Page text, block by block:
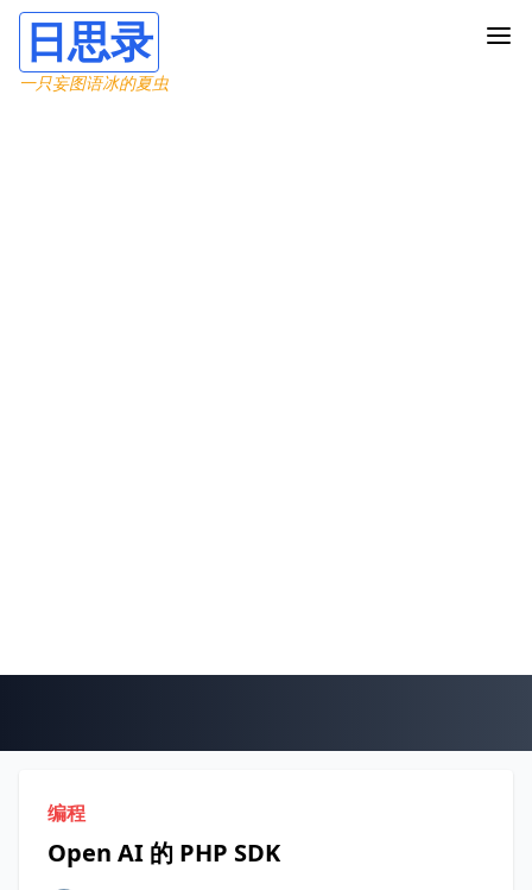
日思录
一只妄图语冰的夏虫
编程
Open AI 的 PHP SDK